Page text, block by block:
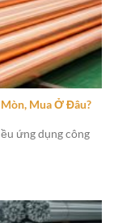
Mua Ở Đâu?
ứng dụng công